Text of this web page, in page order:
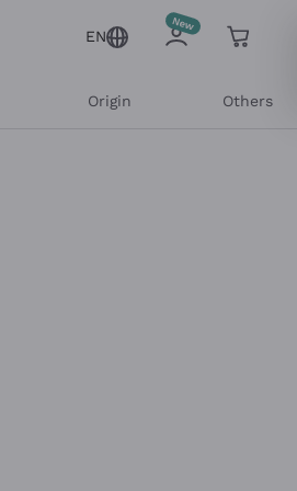
EN
Origin Others